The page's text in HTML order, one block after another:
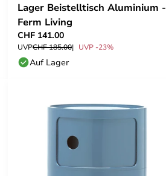
Lager Beistelltisch Aluminium -
Ferm Living
CHF 141.00
UVPCHF 185.00 UVP -23%
Auf Lager